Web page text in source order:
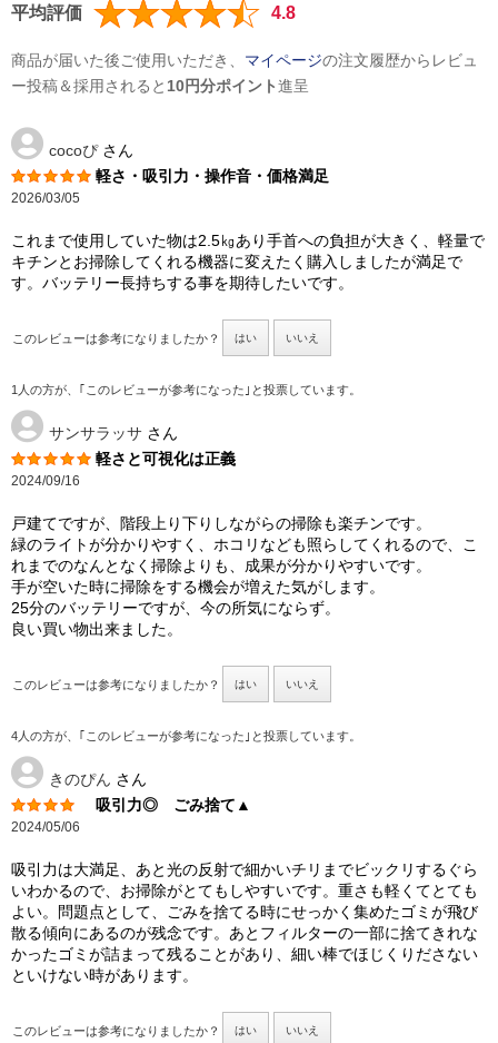
平均評価 4.8
商品が届いた後ご使用いただき、 マイページの注文履歴からレビュ
ー投稿＆採用されると 10円分ポイント進呈
cocoぴさん
軽さ・吸引力・操作音・価格満足
2026/03/05
これまで使用していた物は2.5㎏あり手首への負担が大きく、軽量で
キチンとお掃除してくれる機器に変えたく購入しましたが満足で
す。バッテリー長持ちする事を期待したいです。
このレビューは参考になりましたか？ はい いいえ
1人の方が、｢このレビューが参考になった｣と投票しています。
サンサラッサ さん
軽さと可視化は正義
2024/09/16
戸建てですが、階段上り下りしながらの掃除も楽チンです。
緑のライトが分かりやすく、ホコリなども照らしてくれるので、こ
れまでのなんとなく掃除よりも、成果が分かりやすいです。
手が空いた時に掃除をする機会が増えた気がします。
25分のバッテリーですが、今の所気にならず。
良い買い物出来ました。
このレビューは参考になりましたか？ はい いいえ
4人の方が、｢このレビューが参考になった｣と投票しています。
きのぴん さん
吸引力◎ ごみ捨て▲
2024/05/06
吸引力は大満足、あと光の反射で細かいチリまでビックリするぐら
いわかるので、お掃除がとてもしやすいです。重さも軽くてとても
よい。問題点として、ごみを捨てる時にせっかく集めたゴミが飛び
散る傾向にあるのが残念です。あとフィルターの一部に捨てきれな
かったゴミが詰まって残ることがあり、細い棒でほじくりださない
といけない時があります。
このレビューは参考になりましたか？ はい いいえ